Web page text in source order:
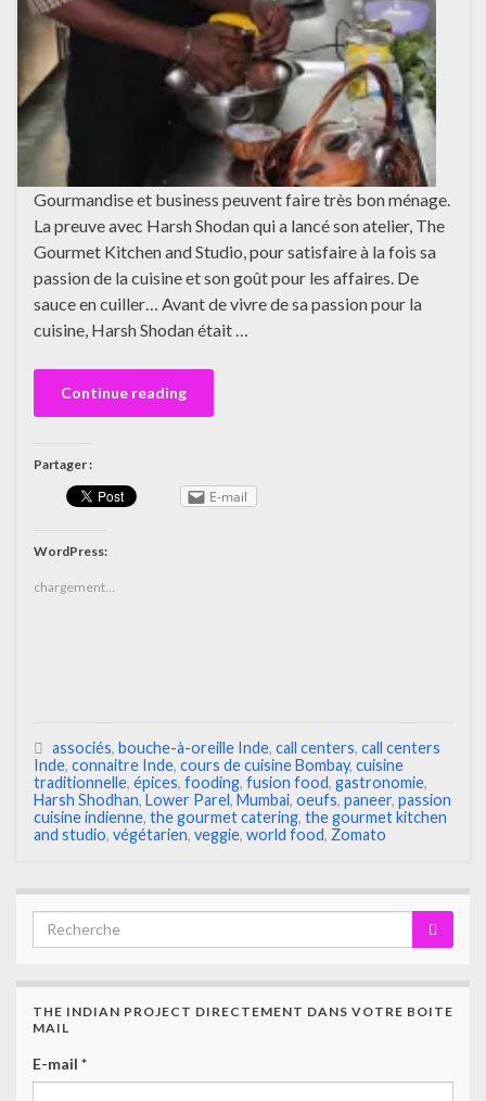
Gourmandise et business peuvent faire très bon ménage.
La preuve avec Harsh Shodan qui a lancé son atelier, The
Gourmet Kitchen and Studio, pour satisfaire à la fois sa
passion de la cuisine et son goût pour les affaires. De
sauce en cuiller… Avant de vivre de sa passion pour la
cuisine, Harsh Shodan était …
Continue reading
Partager :
E-mail
WordPress:
chargement…
associés, bouche-à-oreille Inde, call centers, call centers
Inde, connaitre Inde, cours de cuisine Bombay, cuisine
traditionnelle, épices, fooding, fusion food, gastronomie,
Harsh Shodhan, Lower Parel, Mumbai, oeufs, paneer, passion
cuisine indienne, the gourmet catering, the gourmet kitchen
and studio, végétarien, veggie, world food, Zomato
THE INDIAN PROJECT DIRECTEMENT DANS VOTRE BOITE
MAIL
E-mail *